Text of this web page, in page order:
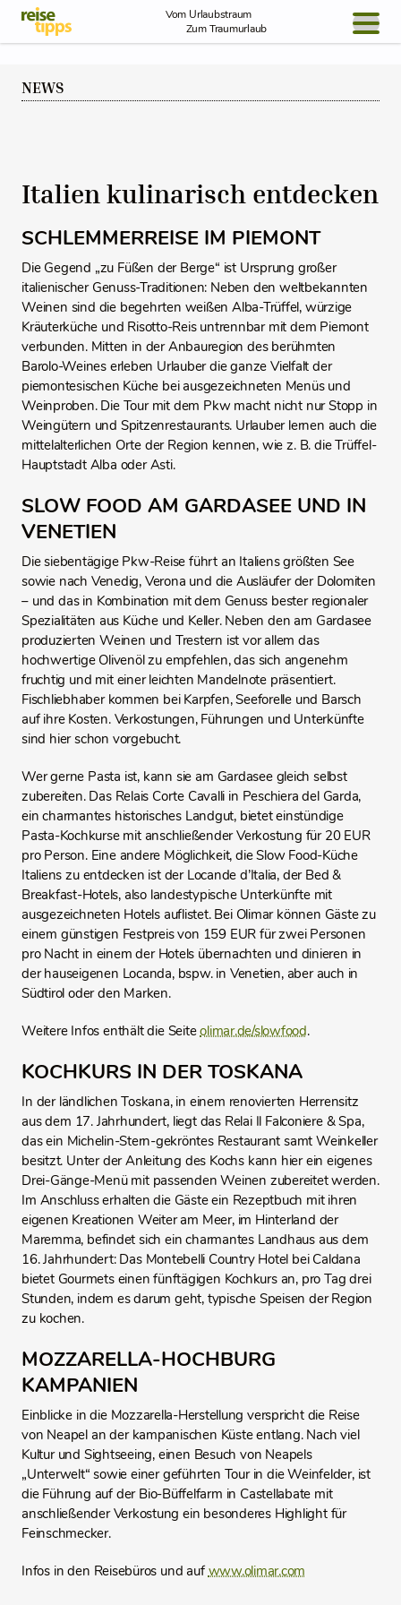
Skip to Content
Vom Urlaubstraum
Zum Traumurlaub
NEWS
Italien kulinarisch entdecken
SCHLEMMERREISE IM PIEMONT
Die Gegend „zu Füßen der Berge“ ist Ursprung großer
italienischer Genuss-Traditionen: Neben den weltbekannten
Weinen sind die begehrten weißen Alba-Trüffel, würzige
Kräuterküche und Risotto-Reis untrennbar mit dem Piemont
verbunden. Mitten in der Anbauregion des berühmten
Barolo-Weines erleben Urlauber die ganze Vielfalt der
piemontesischen Küche bei ausgezeichneten Menüs und
Weinproben. Die Tour mit dem Pkw macht nicht nur Stopp in
Weingütern und Spitzenrestaurants. Urlauber lernen auch die
mittelalterlichen Orte der Region kennen, wie z. B. die Trüffel-
Hauptstadt Alba oder Asti.
SLOW FOOD AM GARDASEE UND IN
VENETIEN
Die siebentägige Pkw-Reise führt an Italiens größten See
sowie nach Venedig, Verona und die Ausläufer der Dolomiten
– und das in Kombination mit dem Genuss bester regionaler
Spezialitäten aus Küche und Keller. Neben den am Gardasee
produzierten Weinen und Trestern ist vor allem das
hochwertige Olivenöl zu empfehlen, das sich angenehm
fruchtig und mit einer leichten Mandelnote präsentiert.
Fischliebhaber kommen bei Karpfen, Seeforelle und Barsch
auf ihre Kosten. Verkostungen, Führungen und Unterkünfte
sind hier schon vorgebucht.
Wer gerne Pasta ist, kann sie am Gardasee gleich selbst
zubereiten. Das Relais Corte Cavalli in Peschiera del Garda,
ein charmantes historisches Landgut, bietet einstündige
Pasta-Kochkurse mit anschließender Verkostung für 20 EUR
pro Person. Eine andere Möglichkeit, die Slow Food-Küche
Italiens zu entdecken ist der Locande d’Italia, der Bed &
Breakfast-Hotels, also landestypische Unterkünfte mit
ausgezeichneten Hotels auflistet. Bei Olimar können Gäste zu
einem günstigen Festpreis von 159 EUR für zwei Personen
pro Nacht in einem der Hotels übernachten und dinieren in
der hauseigenen Locanda, bspw. in Venetien, aber auch in
Südtirol oder den Marken.
Weitere Infos enthält die Seiteolimar.de/slowfood.
KOCHKURS IN DER TOSKANA
In der ländlichen Toskana, in einem renovierten Herrensitz
aus dem 17. Jahrhundert, liegt das Relai Il Falconiere & Spa,
das ein Michelin-Stern-gekröntes Restaurant samt Weinkeller
besitzt. Unter der Anleitung des Kochs kann hier ein eigenes
Drei-Gänge-Menü mit passenden Weinen zubereitet werden.
Im Anschluss erhalten die Gäste ein Rezeptbuch mit ihren
eigenen Kreationen Weiter am Meer, im Hinterland der
Maremma, befindet sich ein charmantes Landhaus aus dem
16. Jahrhundert: Das Montebelli Country Hotel bei Caldana
bietet Gourmets einen fünftägigen Kochkurs an, pro Tag drei
Stunden, indem es darum geht, typische Speisen der Region
zu kochen.
MOZZARELLA-HOCHBURG
KAMPANIEN
Einblicke in die Mozzarella-Herstellung verspricht die Reise
von Neapel an der kampanischen Küste entlang. Nach viel
Kultur und Sightseeing, einen Besuch von Neapels
„Unterwelt“ sowie einer geführten Tour in die Weinfelder, ist
die Führung auf der Bio-Büffelfarm in Castellabate mit
anschließender Verkostung ein besonderes Highlight für
Feinschmecker.
Infos in den Reisebüros und aufwww.olimar.com